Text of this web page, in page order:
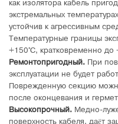
как изолятора кабель
экстремальных
устойчив к агрессивным
Температурные границы
+150°C, кратковременно до
Ремонтопригодный. При
эксплуатации не будет
Поврежденную секцию
после оконцевания и
Высокопрочный. Медно-